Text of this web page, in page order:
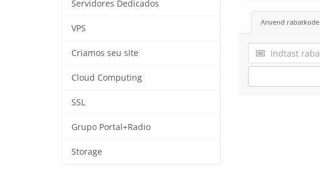
Servidores Dedicados
VPS
Criamos seu site
Cloud Computing
SSL
Grupo Portal+Radio
Storage
Anvend rabatkode